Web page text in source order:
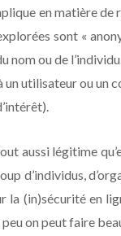
en matière de
sont «
ou de
utilisateur ou un
aussi légitime
d’individus,
la (in)sécurité en
on peut faire